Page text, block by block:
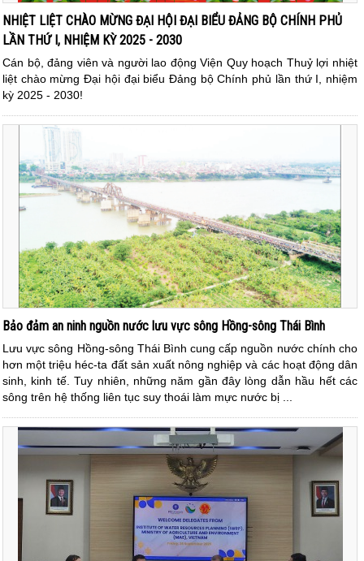
NHIỆT LIỆT CHÀO MỪNG ĐẠI HỘI ĐẠI BIỂU ĐẢNG BỘ CHÍNH PHỦ
LẦN THỨ I, NHIỆM KỲ 2025 - 2030
Cán bộ, đảng viên và người lao động Viện Quy hoạch Thuỷ lợi nhiệt
liệt chào mừng Đại hội đại biểu Đảng bộ Chính phủ lần thứ I, nhiệm
kỳ 2025 - 2030!
Bảo đảm an ninh nguồn nước lưu vực sông Hồng-sông Thái Bình
Lưu vực sông Hồng-sông Thái Bình cung cấp nguồn nước chính cho
hơn một triệu héc-ta đất sản xuất nông nghiệp và các hoạt động dân
sinh, kinh tế. Tuy nhiên, những năm gần đây lòng dẫn hầu hết các
sông trên hệ thống liên tục suy thoái làm mực nước bị ...